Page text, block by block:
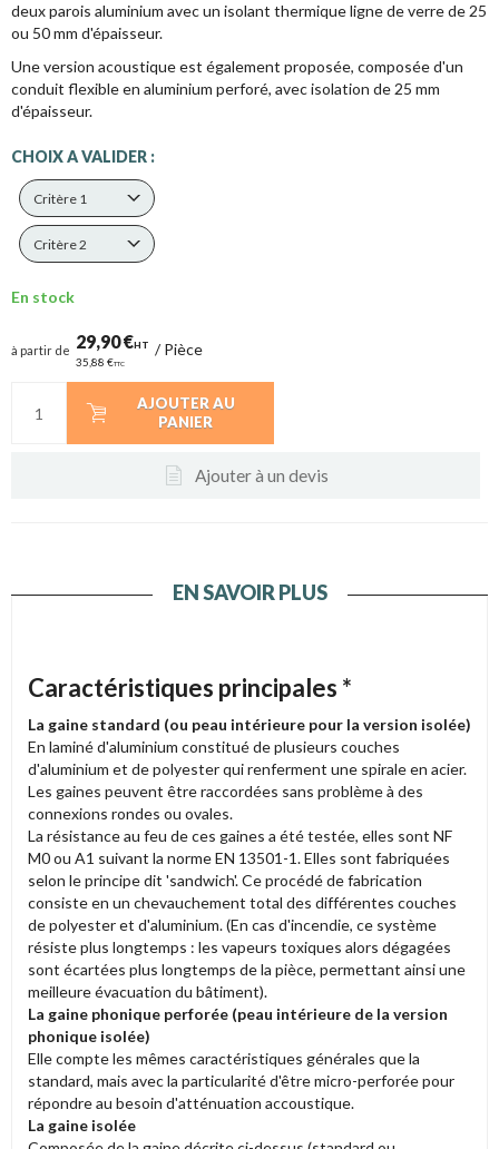
deux parois aluminium avec un isolant thermique ligne de verre de 25
ou 50 mm d'épaisseur.
Une version acoustique est également proposée, composée d'un
conduit flexible en aluminium perforé, avec isolation de 25 mm
d'épaisseur.
CHOIX A VALIDER :
Critère 1
Critère 2
En stock
à partir de 29,90 €HT
35,88 €TTC
/Pièce
AJOUTER AU
PANIER
Ajouter à un devis
EN SAVOIR PLUS
Caractéristiques principales *
La gaine standard (ou peau intérieure pour la version isolée)
En laminé d'aluminium constitué de plusieurs couches
d'aluminium et de polyester qui renferment une spirale en acier.
Les gaines peuvent être raccordées sans problème à des
connexions rondes ou ovales.
La résistance au feu de ces gaines a été testée, elles sont NF
M0 ou A1 suivant la norme EN 13501-1. Elles sont fabriquées
selon le principe dit 'sandwich'. Ce procédé de fabrication
consiste en un chevauchement total des différentes couches
de polyester et d'aluminium. (En cas d'incendie, ce système
résiste plus longtemps : les vapeurs toxiques alors dégagées
sont écartées plus longtemps de la pièce, permettant ainsi une
meilleure évacuation du bâtiment).
La gaine phonique perforée (peau intérieure de la version
phonique isolée)
Elle compte les mêmes caractéristiques générales que la
standard, mais avec la particularité d'être micro-perforée pour
répondre au besoin d'atténuation accoustique.
La gaine isolée